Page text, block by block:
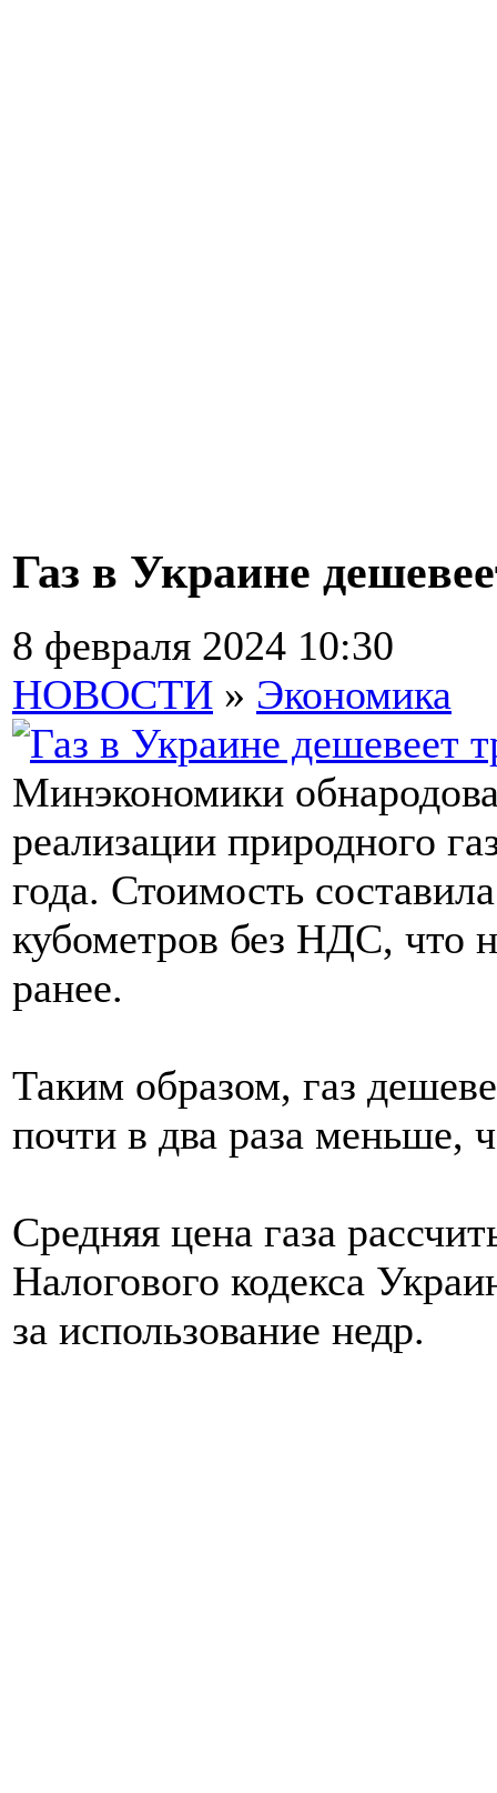
Газ в Украине
8 февраля 2024 10:30
НОВОСТИ » Экономика
Минэкономики
реализации природного
года. Стоимость
кубометров без НДС, что
ранее.
Таким образом, газ
почти в два раза меньше,
Средняя цена газа
Налогового кодекса
за использование недр.